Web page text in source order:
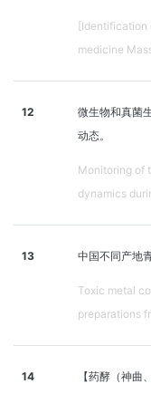
[Identification
medicine
12
微生物和真菌
动态。
Monitoring of
dynamics
13 中国不同产地
Toxic metal
preparations
14 【药酵（神曲